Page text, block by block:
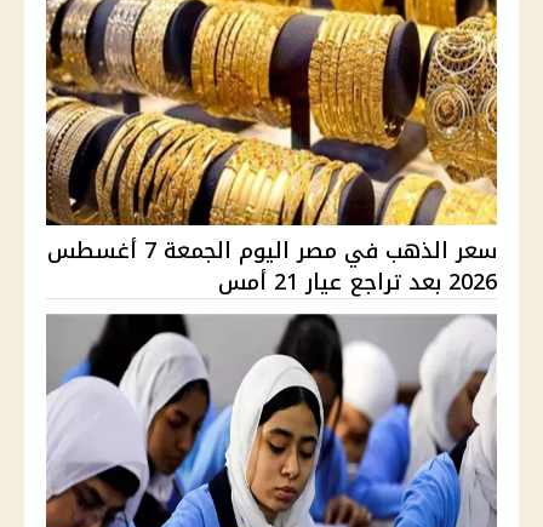
سعر الذهب في مصر اليوم الجمعة 7 أغسطس
2026 بعد تراجع عيار 21 أمس